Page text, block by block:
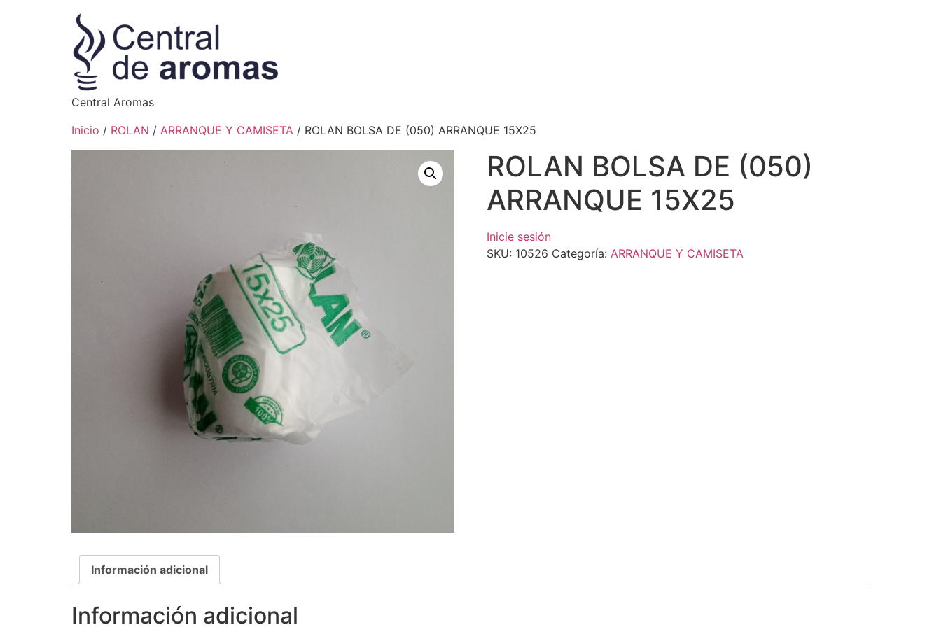
Central Aromas
Inicio / ROLAN / ARRANQUE Y CAMISETA / ROLAN BOLSA DE (050) ARRANQUE 15X25
ROLAN BOLSA DE (050)
ARRANQUE 15X25
Inicie sesión
SKU: 10526 Categoría: ARRANQUE Y CAMISETA
Información adicional
Información adicional